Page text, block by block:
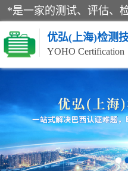
优弘(上海)检测
YOHO Certification
RECYCLASS认证
NR12认证
ART认证